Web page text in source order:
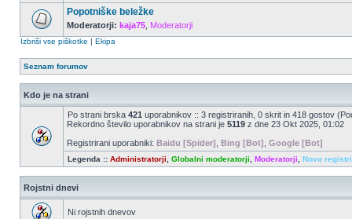
Popotniške beležke
Moderatorji: kaja75 Moderatorji
Izbriši vse piškotke | Ekipa
Seznam forumov
Kdo je na strani
Po strani brska 421 uporabnikov :: 3 registriranih, 0 skrit in 418 gostov
Rekordno število uporabnikov na strani je 5119 z dne 23 Okt 2025, 01:02
Registrirani uporabniki: Baidu [Spider] Bing [Bot] Google [Bot]
Legenda :: Administratorji Globalni moderatorji Moderatorji Novo
Rojstni dnevi
Ni rojstnih dnevov